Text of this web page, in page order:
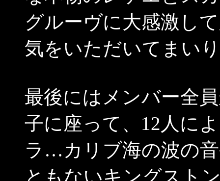
グルーヴに大感激し
気をいただいてまい
最後にはメンバー全
子に座って、12人に
ラ…カリブ海の波の
ともないキングスト